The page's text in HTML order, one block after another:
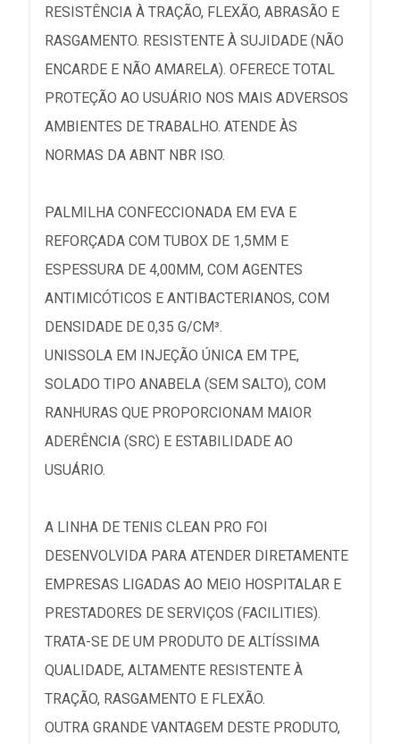
RESISTÊNCIA À TRAÇÃO, FLEXÃO, ABRASÃO E
RASGAMENTO. RESISTENTE À SUJIDADE (NÃO
ENCARDE E NÃO AMARELA). OFERECE TOTAL
PROTEÇÃO AO USUÁRIO NOS MAIS ADVERSOS
AMBIENTES DE TRABALHO. ATENDE ÀS
NORMAS DA ABNT NBR ISO.
PALMILHA CONFECCIONADA EM EVA E
REFORÇADA COM TUBOX DE 1,5MM E
ESPESSURA DE 4,00MM, COM AGENTES
ANTIMICÓTICOS E ANTIBACTERIANOS, COM
DENSIDADE DE 0,35 G/CM³.
UNISSOLA EM INJEÇÃO ÚNICA EM TPE,
SOLADO TIPO ANABELA (SEM SALTO), COM
RANHURAS QUE PROPORCIONAM MAIOR
ADERÊNCIA (SRC) E ESTABILIDADE AO
USUÁRIO.
A LINHA DE TENIS CLEAN PRO FOI
DESENVOLVIDA PARA ATENDER DIRETAMENTE
EMPRESAS LIGADAS AO MEIO HOSPITALAR E
PRESTADORES DE SERVIÇOS (FACILITIES).
TRATA-SE DE UM PRODUTO DE ALTÍSSIMA
QUALIDADE, ALTAMENTE RESISTENTE À
TRAÇÃO, RASGAMENTO E FLEXÃO.
OUTRA GRANDE VANTAGEM DESTE PRODUTO,